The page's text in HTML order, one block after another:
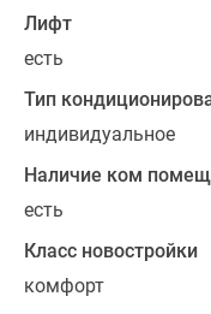
квартир
предназначены
для
маломобильных
жильцов,
них
ширина
коридоров,
дверных
проемов
Лифт
есть
Тип
индивидуальное
Наличие ком
есть
Класс новостройки
комфорт